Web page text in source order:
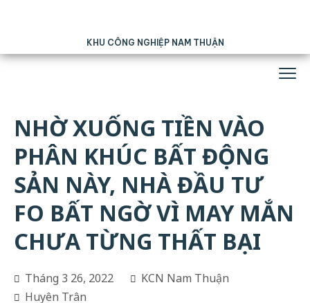
KHU CÔNG NGHIỆP NAM THUẬN
NHỜ XUỐNG TIỀN VÀO
PHÂN KHÚC BẤT ĐỘNG
SẢN NÀY, NHÀ ĐẦU TƯ
FO BẤT NGỜ VÌ MAY MẮN
CHƯA TỪNG THẤT BẠI
Tháng 3 26, 2022
KCN Nam Thuận
Huyên Trân